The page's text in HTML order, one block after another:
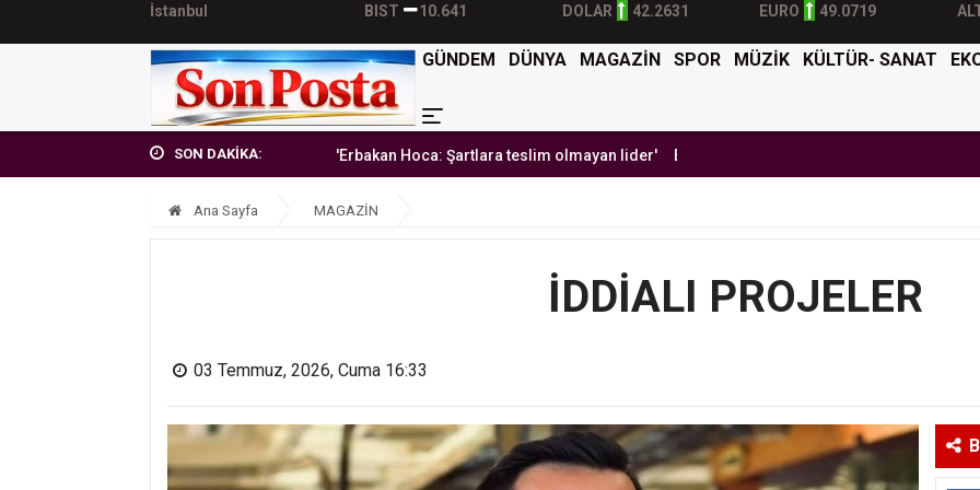
İstanbul BIST 10.641 DOLAR 42.2631 EURO 49.0719
GÜNDEM DÜNYA MAGAZİN SPOR MÜZİK KÜLTÜR- SANAT
SON DAKİKA:'Erbakan Hoca: Şartlara teslim olmayan lider' Burak Yılmaz'dan Mehmet Ekici'ye gel çağrısı BTK
Ana Sayfa MAGAZİN
İDDİALI PROJELER
03 Temmuz, 2026, Cuma 16:33